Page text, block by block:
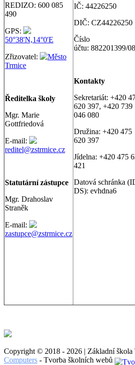
REDIZO: 600 085
490
GPS:
50°38'N,14°0'E
Zřizovatel:
Město
Trmice
Ředitelka školy
Mgr. Marie
Gottfriedová
E-mail:
reditel@zstrmice.cz
Statutární zástupce
Mgr. Drahoslav
Straněk
E-mail:
zastupce@zstrmice.cz
IČ: 44226250
DIČ: CZ44226250
Číslo
účtu: 882201399/
Kontakty
Sekretariát: +420
620 397, +420 739
046 080
Družina: +420 475
620 397
Jídelna: +420 475
421
Datová schránka
DS): evhdna6
Copyright © 2018 - 2026 | Základní
Computers - Tvorba školních webů